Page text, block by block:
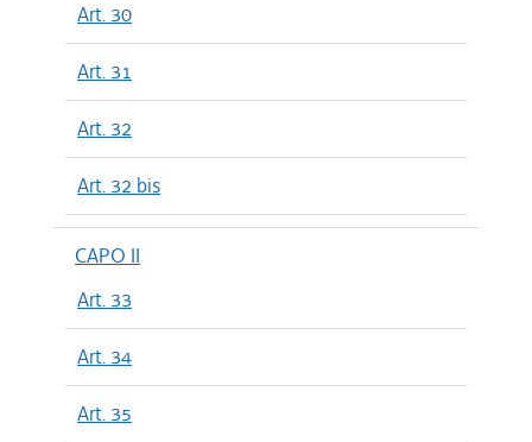
Art. 30
Art. 31
Art. 32
Art. 32 bis
CAPO II
Art. 33
Art. 34
Art. 35